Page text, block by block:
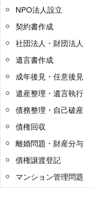
NPO法人設立
契約書作成
社団法人・財団法人
遺言書作成
成年後見・任意後見
遺産整理・遺言執行
債務整理・自己破産
債権回収
離婚問題・財産分与
債権譲渡登記
マンション管理問題